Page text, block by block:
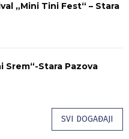
„Mini Tini Fest“ – Stara
Srem“-Stara Pazova
SVI DOGAĐAJI